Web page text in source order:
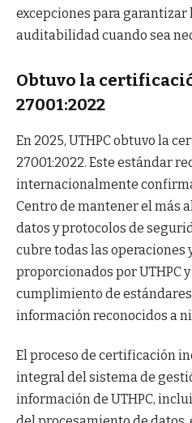
excepciones para
auditabilidad cuando sea
Obtuvo la
27001:2022
En 2025, UTHPC obtuvo la
27001:2022. Este estándar
internacionalmente
Centro de mantener el más
datos y protocolos de
cubre todas las operaciones
proporcionados por UTHPC
cumplimiento de
información reconocidos a
El proceso de certificación
integral del sistema de
información de UTHPC,